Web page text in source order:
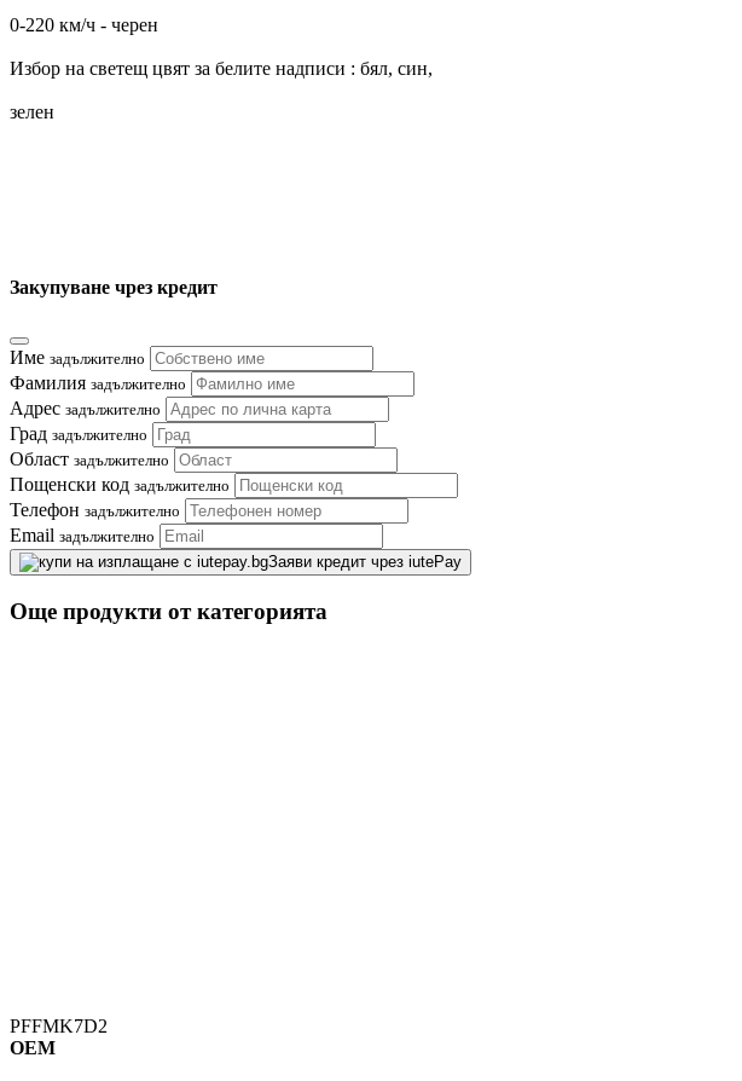
0-220 км/ч - черен
Избор на светещ цвят за белите надписи : бял, син,
зелен
Закупуване чрез кредит
Име задължително
Фамилия задължително
Адрес задължително
Град задължително
Област задължително
Пощенски код задължително
Телефон задължително
Email задължително
Заяви кредит чрез iutePay
Още продукти от категорията
PFFMK7D2
OEM